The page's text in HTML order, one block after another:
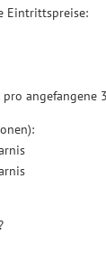
Eintrittspreise:
angefangene